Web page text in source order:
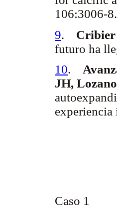
106:3006-8.
9. Cribier
futuro ha
10.
JH,
Caso 1